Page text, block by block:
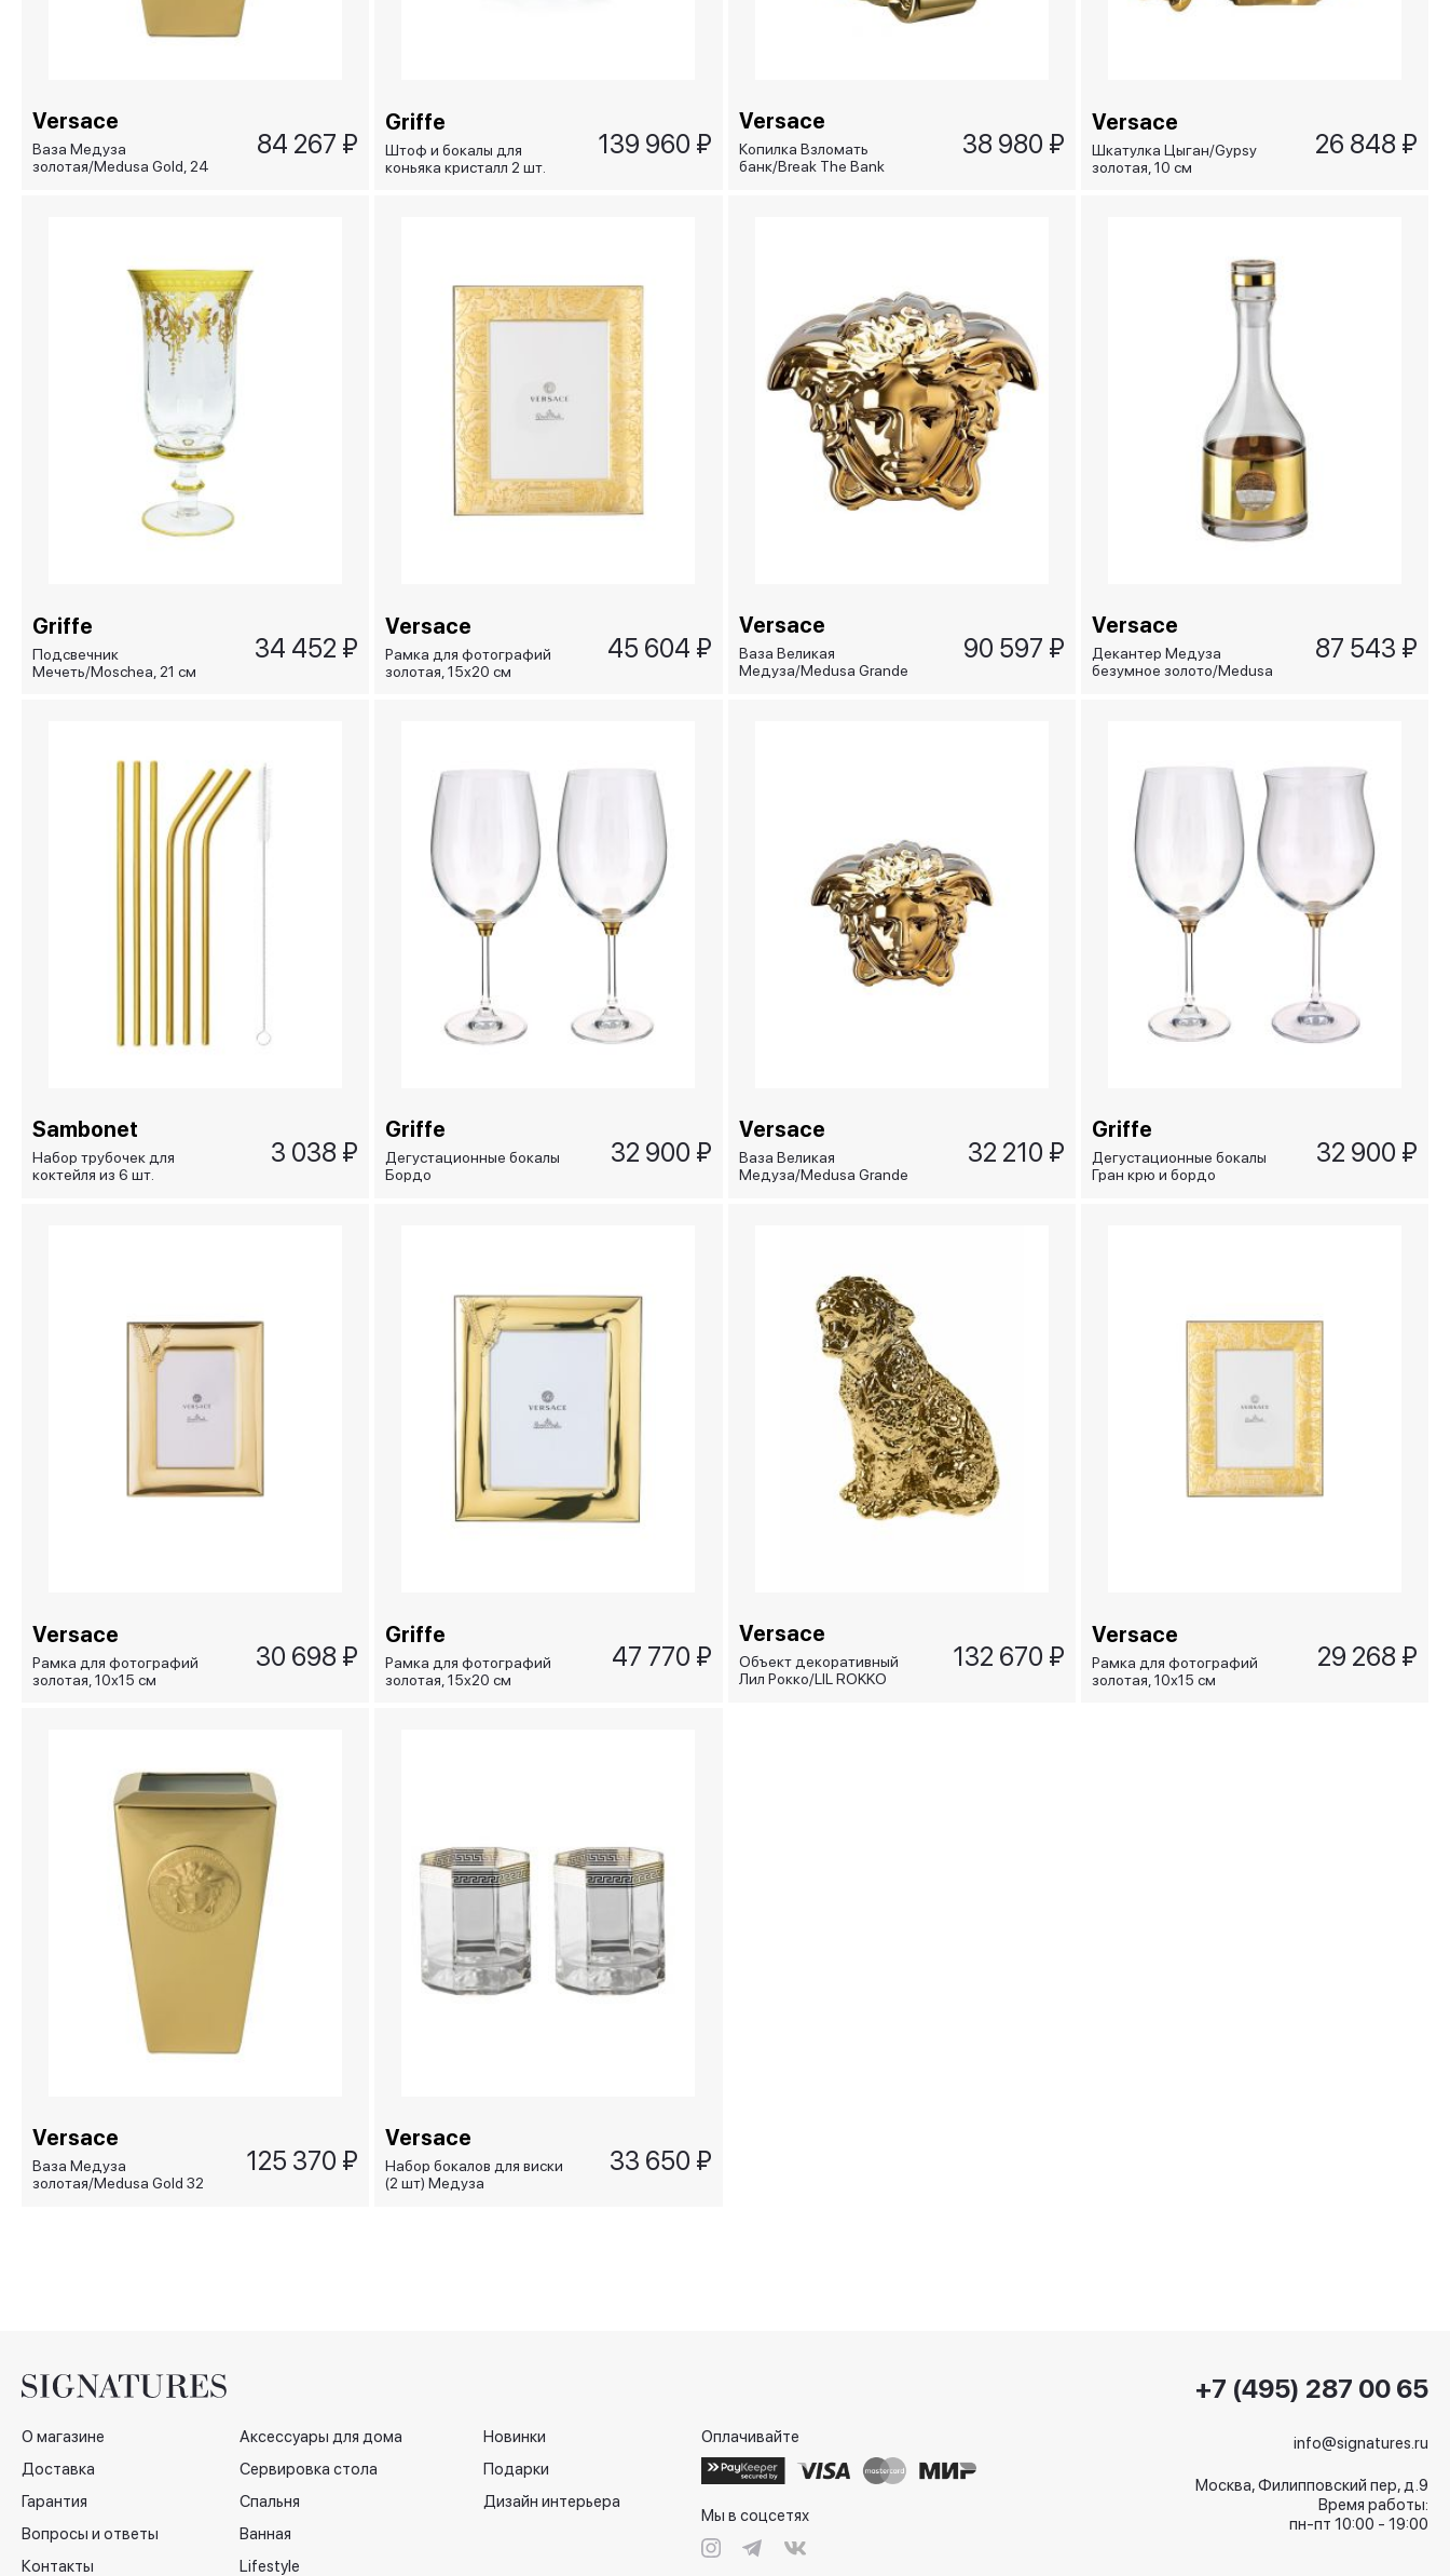
Versace
Ваза Медуза
золотая/Medusa Gold, 24
84 267 ₽
Griffe
Штоф и бокалы для
коньяка кристалл 2 шт.
139 960 ₽
Versace
Копилка Взломать
банк/Break The Bank
38 980 ₽
Versace
Шкатулка Цыган/Gypsy
золотая, 10 см
26 848 ₽
Griffe
Подсвечник
Мечеть/Moschea, 21 см
34 452 ₽
Versace
Рамка для фотографий
золотая, 15х20 см
45 604 ₽
Versace
Ваза Великая
Медуза/Medusa Grande
90 597 ₽
Versace
Декантер Медуза
безумное золото/Medusa
87 543 ₽
Sambonet
Набор трубочек для
коктейля из 6 шт.
3 038 ₽
Griffe
Дегустационные бокалы
Бордо
32 900 ₽
Versace
Ваза Великая
Медуза/Medusa Grande
32 210 ₽
Griffe
Дегустационные бокалы
Гран крю и бордо
32 900 ₽
Versace
Рамка для фотографий
золотая, 10х15 см
30 698 ₽
Griffe
Рамка для фотографий
золотая, 15х20 см
47 770 ₽
Versace
Объект декоративный
Лил Рокко/LIL ROKKO
132 670 ₽
Versace
Рамка для фотографий
золотая, 10х15 см
29 268 ₽
Versace
Ваза Медуза
золотая/Medusa Gold 32
125 370 ₽
Versace
Набор бокалов для виски
(2 шт) Медуза
33 650 ₽
+7 (495) 287 00 65
О магазине
Доставка
Гарантия
Вопросы и ответы
Контакты
Аксессуары для дома
Сервировка стола
Спальня
Ванная
Lifestyle
Новинки
Подарки
Дизайн интерьера
Оплачивайте
Мы в соцсетях
info@signatures.ru
Москва, Филипповский пер, д.9
Время работы:
пн-пт 10:00 - 19:00